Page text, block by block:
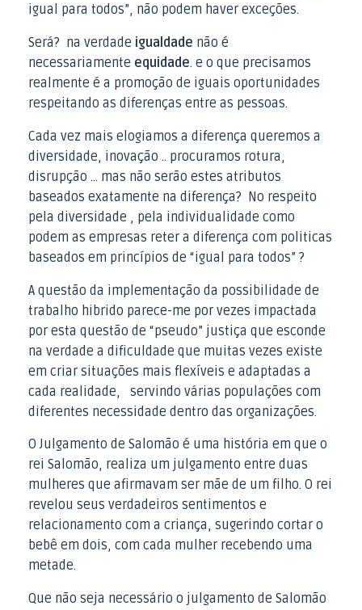
igual para todos”, não podem haver exceções.
Será? na verdade igualdade não é
necessariamente equidade. e o que precisamos
realmente é a promoção de iguais oportunidades
respeitando as diferenças entre as pessoas.
Cada vez mais elogiamos a diferença queremos a
diversidade, inovação .. procuramos rotura,
disrupção … mas não serão estes atributos
baseados exatamente na diferença? No respeito
pela diversidade , pela individualidade como
podem as empresas reter a diferença com politicas
baseados em princípios de “igual para todos” ?
A questão da implementação da possibilidade de
trabalho hibrido parece-me por vezes impactada
por esta questão de “pseudo” justiça que esconde
na verdade a dificuldade que muitas vezes existe
em criar situações mais flexíveis e adaptadas a
cada realidade, servindo várias populações com
diferentes necessidade dentro das organizações.
O Julgamento de Salomão é uma história em que o
rei Salomão, realiza um julgamento entre duas
mulheres que afirmavam ser mãe de um filho. O rei
revelou seus verdadeiros sentimentos e
relacionamento com a criança, sugerindo cortar o
bebê em dois, com cada mulher recebendo uma
metade.
Que não seja necessário o julgamento de Salomão